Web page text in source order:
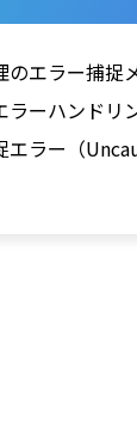
のエラー捕捉
ーハンドリ
エラー（